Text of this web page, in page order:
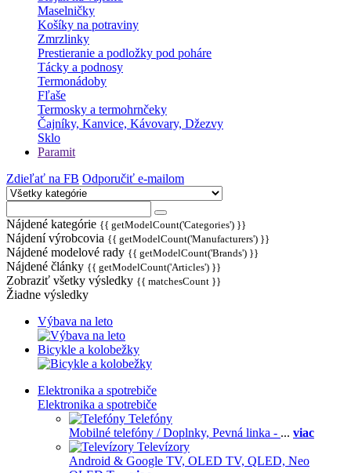
Maselničky
Košíky na potraviny
Zmrzlinky
Prestieranie a podložky pod poháre
Tácky a podnosy
Termonádoby
Fľaše
Termosky a termohrnčeky
Čajníky, Kanvice, Kávovary, Džezvy
Sklo
Paramit
Zdieľať na FB Odporučiť e-mailom
Nájdené kategórie {{ getModelCount('Categories') }}
Nájdení výrobcovia {{ getModelCount('Manufacturers') }}
Nájdené modelové rady {{ getModelCount('Brands') }}
Nájdené články {{ getModelCount('Articles') }}
Zobraziť všetky výsledky {{ matchesCount }}
Žiadne výsledky
Výbava na leto
Bicykle a kolobežky
Elektronika a spotrebiče
Elektronika a spotrebiče
Telefóny
Mobilné telefóny / Doplnky, Pevná linka - ... viac
Televízory
Android & Google TV, OLED TV, QLED, Neo